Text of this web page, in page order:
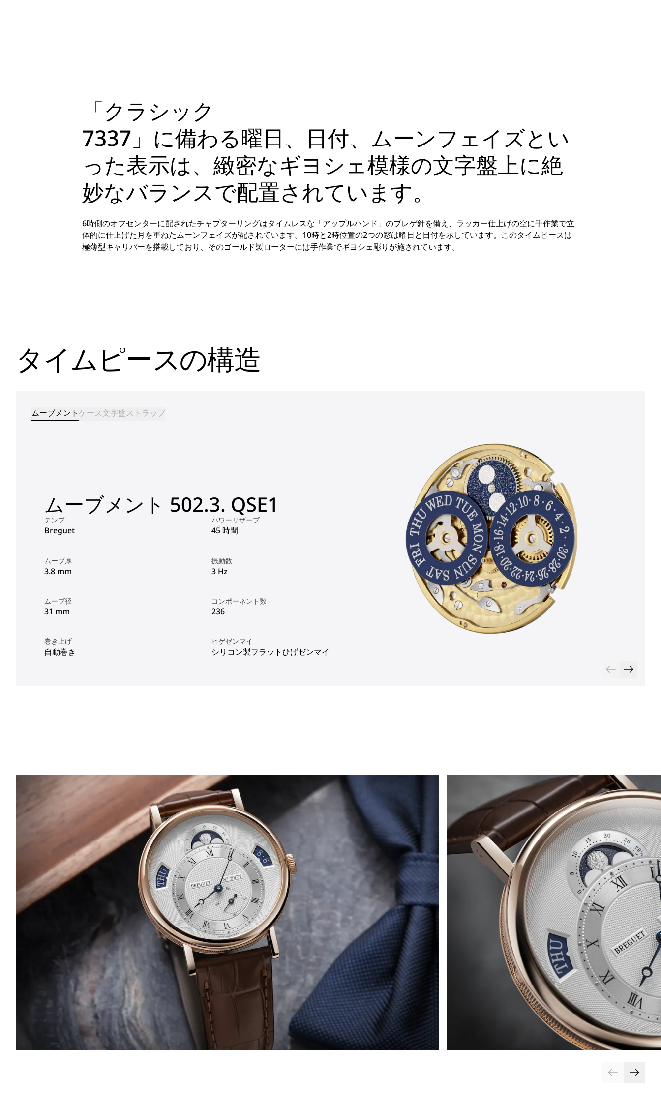
「クラシック
7337」に備わる曜日、日付、ムーンフェイズとい
った表示は、緻密なギヨシェ模様の文字盤上に絶
妙なバランスで配置されています。
6時側のオフセンターに配されたチャプターリングはタイムレスな「アップルハンド」のブレゲ針を備え、ラッカー仕上げの空に手作業で立
体的に仕上げた月を重ねたムーンフェイズが配されています。10時と2時位置の2つの窓は曜日と日付を示しています。このタイムピースは
極薄型キャリバーを搭載しており、そのゴールド製ローターには手作業でギヨシェ彫りが施されています。
タイムピースの構造
ムーブメント ケース文字盤ストラップ
ムーブメント 502.3. QSE1
テンプ
Breguet
パワーリザーブ
45 時間
ムーブ厚
3.8 mm
振動数
3 Hz
ムーブ径
31 mm
コンポーネント数
236
巻き上げ
自動巻き
ヒゲゼンマイ
シリコン製フラットひげゼンマイ